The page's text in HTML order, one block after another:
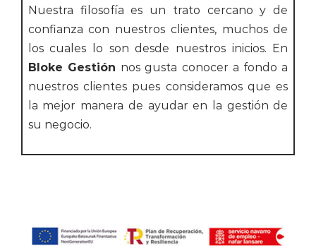
Nuestra filosofía es un trato cercano y de
confianza con nuestros clientes, muchos de
los cuales lo son desde nuestros inicios. En
Bloke Gestión nos gusta conocer a fondo a
nuestros clientes pues consideramos que es
la mejor manera de ayudar en la gestión de
su negocio.